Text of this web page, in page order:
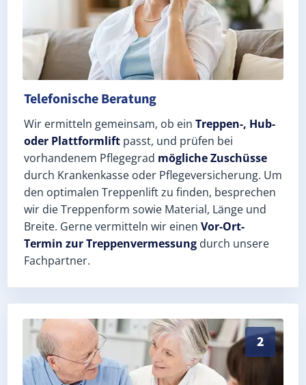
Telefonische Beratung
Wir ermitteln gemeinsam, ob ein Treppen-, Hub-
oder Plattformlift passt, und prüfen bei
vorhandenem Pflegegrad mögliche Zuschüsse
durch Krankenkasse oder Pflegeversicherung. Um
den optimalen Treppenlift zu finden, besprechen
wir die Treppenform sowie Material, Länge und
Breite. Gerne vermitteln wir einen Vor-Ort-
Termin zur Treppenvermessung durch unsere
Fachpartner.
2
Exaktes Aufmaß in Mühlingen (Landkreis